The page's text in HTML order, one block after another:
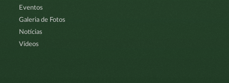
Eventos
Galeria de Fotos
Notícias
Vídeos